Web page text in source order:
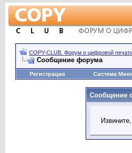
COPY-CLUB. Форум о цифровой
Сообщение форума
Регистрация Система
Сообщение